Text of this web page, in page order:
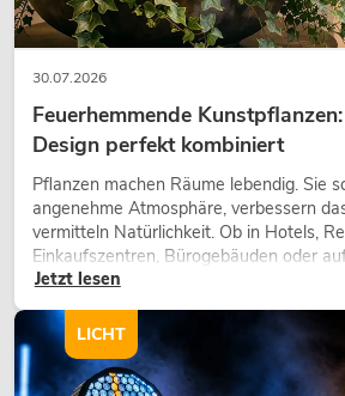
30.07.2026
Feuerhemmende
Design perfekt kombiniert
Pflanzen machen Räume lebendig. Sie
angenehme Atmosphäre, verbessern
vermitteln Natürlichkeit. Ob in Hotels,
Einkaufszentren, Bürogebäuden oder
eine hochwertige Begrünung gehört
Jetzt lesen
LICHT